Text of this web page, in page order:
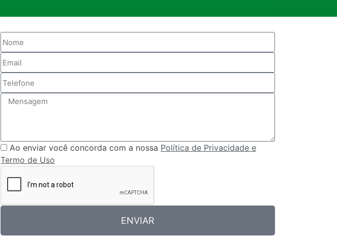
Ao enviar você concorda com a nossa Política de Privacidade e
Termo de Uso
ENVIAR